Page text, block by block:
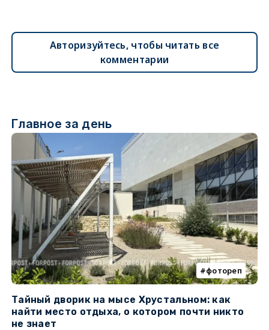
Авторизуйтесь, чтобы читать все
комментарии
Главное за день
фотореп
Тайный дворик на мысе Хрустальном: как
найти место отдыха, о котором почти никто
не знает